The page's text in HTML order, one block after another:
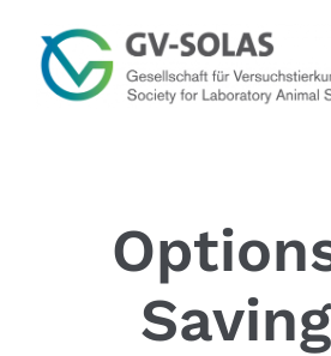
Inhalt
springen